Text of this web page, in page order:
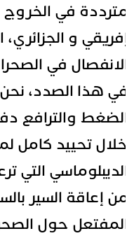
في الخروج
و
في
هذا الصدد، نحن
والترافع
تحييد كامل
التي
إعاقة السير
حول